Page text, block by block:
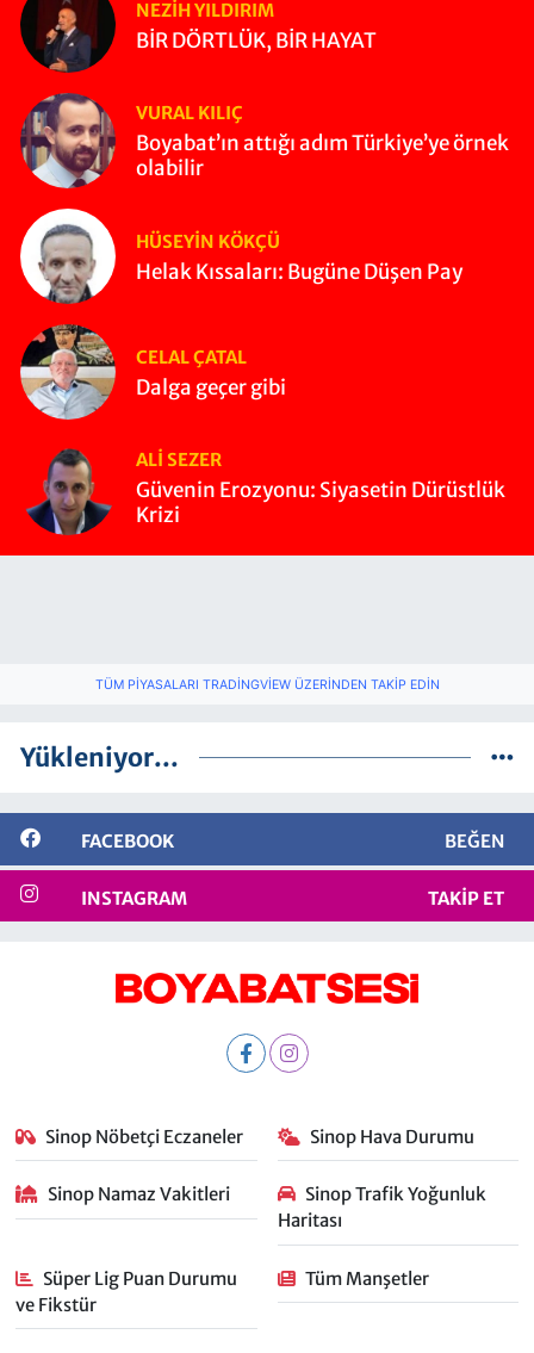
NEZIH YILDIRIM
BİR DÖRTLÜK, BİR HAYAT
VURAL KILIÇ
Boyabat’ın attığı adım Türkiye’ye örnek
olabilir
HÜSEYIN KÖKÇÜ
Helak Kıssaları: Bugüne Düşen Pay
CELAL ÇATAL
Dalga geçer gibi
ALI SEZER
Güvenin Erozyonu: Siyasetin Dürüstlük
Krizi
TÜM PIYASALARI TRADINGVIEW ÜZERINDEN TAKIP EDIN
Yükleniyor...
FACEBOOK BEĞEN
INSTAGRAM TAKIP ET
Sinop Nöbetçi Eczaneler Sinop Hava Durumu
Sinop Namaz Vakitleri
Sinop Trafik Yoğunluk
Haritası
Süper Lig Puan Durumu
ve Fikstür
Tüm Manşetler